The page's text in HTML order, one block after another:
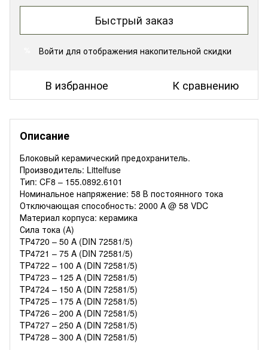
Быстрый заказ
Войти для отображения накопительной скидки
В избранное К сравнению
Описание
Блоковый керамический предохранитель.
Производитель: Littelfuse
Тип: CF8 – 155.0892.6101
Номинальное напряжение: 58 В постоянного тока
Отключающая способность: 2000 A @ 58 VDC
Материал корпуса: керамика
Сила тока (А)
TP4720 – 50 A (DIN 72581/5)
TP4721 – 75 A (DIN 72581/5)
TP4722 – 100 A (DIN 72581/5)
TP4723 – 125 A (DIN 72581/5)
TP4724 – 150 A (DIN 72581/5)
TP4725 – 175 A (DIN 72581/5)
TP4726 – 200 A (DIN 72581/5)
TP4727 – 250 A (DIN 72581/5)
TP4728 – 300 A (DIN 72581/5)